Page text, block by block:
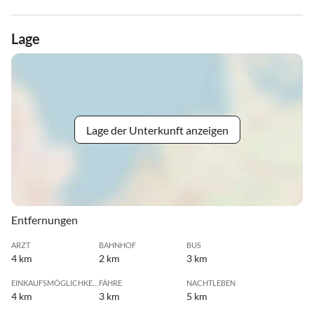
Lage
Lage der Unterkunft anzeigen
Entfernungen
ARZT
4 km
BAHNHOF
2 km
BUS
3 km
4 km
FÄHRE
3 km
NACHTLEBEN
5 km